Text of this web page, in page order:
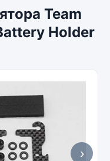
Team
Holder
›